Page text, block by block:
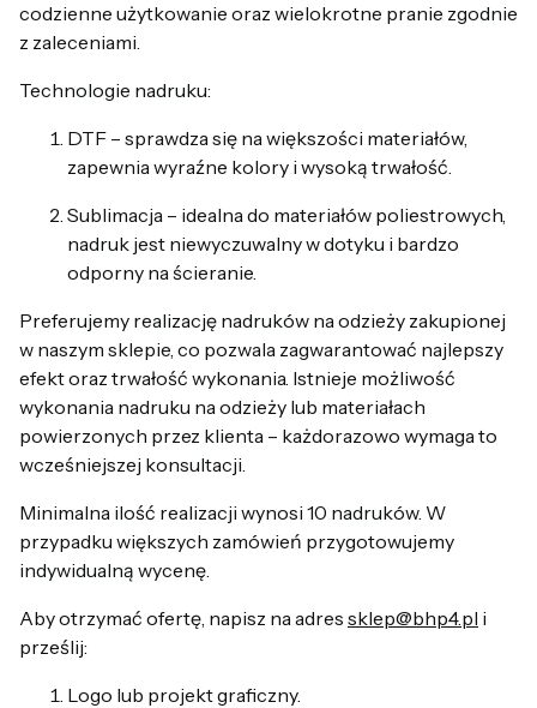
codzienne użytkowanie oraz wielokrotne pranie zgodnie
z zaleceniami.
Technologie nadruku:
DTF – sprawdza się na większości materiałów,
zapewnia wyraźne kolory i wysoką trwałość.
Sublimacja – idealna do materiałów poliestrowych,
nadruk jest niewyczuwalny w dotyku i bardzo
odporny na ścieranie.
Preferujemy realizację nadruków na odzieży zakupionej
w naszym sklepie, co pozwala zagwarantować najlepszy
efekt oraz trwałość wykonania. Istnieje możliwość
wykonania nadruku na odzieży lub materiałach
powierzonych przez klienta – każdorazowo wymaga to
wcześniejszej konsultacji.
Minimalna ilość realizacji wynosi 10 nadruków. W
przypadku większych zamówień przygotowujemy
indywidualną wycenę.
Aby otrzymać ofertę, napisz na adres sklep@bhp4.pl i
prześlij:
Logo lub projekt graficzny.